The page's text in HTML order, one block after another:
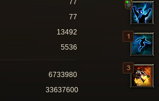
77
77
13492
5536
6733980
33637600